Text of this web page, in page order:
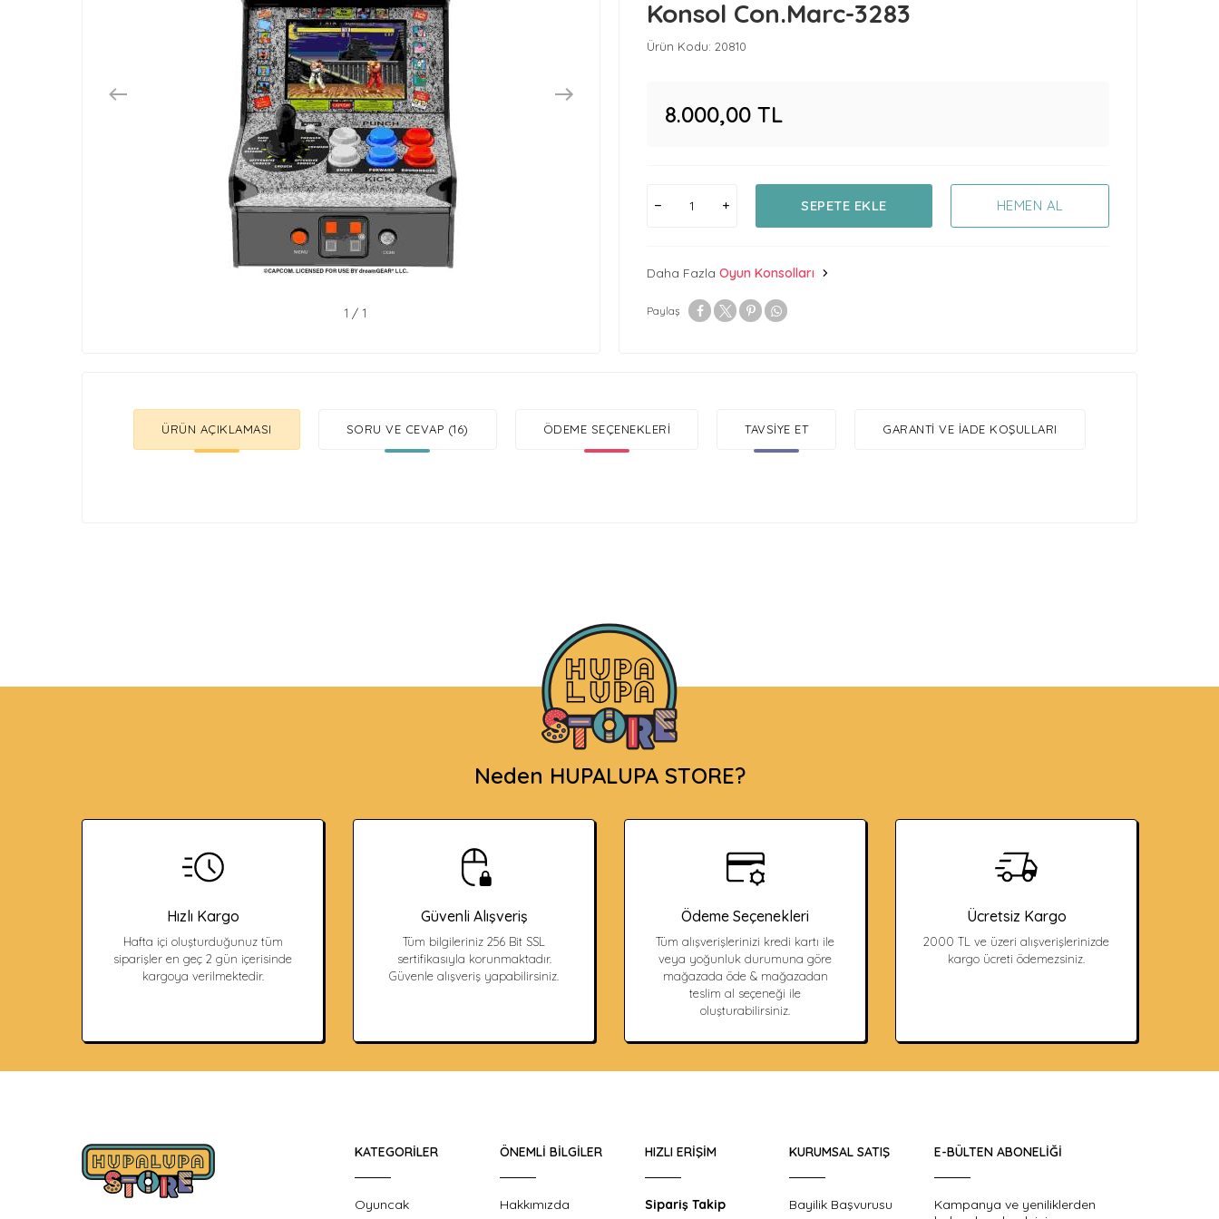
1 / 1
Konsol Con.Marc-3283
Ürün Kodu: 20810
8.000,00 TL
SEPETE EKLE HEMEN AL
Daha Fazla Oyun Konsolları
Paylaş
ÜRÜN AÇIKLAMASI SORU VE CEVAP (16) ÖDEME SEÇENEKLERI TAVSIYE ET GARANTI VE İADE KOŞULLARI
Neden HUPALUPA STORE?
Hızlı Kargo
Hafta içi oluşturduğunuz tüm
siparişler en geç 2 gün içerisinde
kargoya verilmektedir.
Güvenli Alışveriş
Tüm bilgileriniz 256 Bit SSL
sertifikasıyla korunmaktadır.
Güvenle alışveriş yapabilirsiniz.
Ödeme Seçenekleri
Tüm alışverişlerinizi kredi kartı ile
veya yoğunluk durumuna göre
mağazada öde & mağazadan
teslim al seçeneği ile
oluşturabilirsiniz.
Ücretsiz Kargo
2000 TL ve üzeri alışverişlerinizde
kargo ücreti ödemezsiniz.
KATEGORILER
Oyuncak
ÖNEMLI BILGILER
Hakkımızda
HIZLI ERIŞIM
Sipariş Takip
KURUMSAL SATIŞ
Bayilik Başvurusu
E-BÜLTEN ABONELIĞI
Kampanya ve yeniliklerden